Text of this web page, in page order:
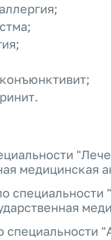
медицинская
специальности
специальности